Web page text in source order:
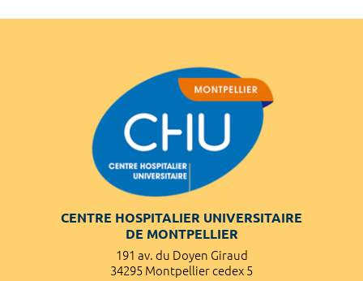
CENTRE HOSPITALIER UNIVERSITAIRE
DE MONTPELLIER
191 av. du Doyen Giraud
34295 Montpellier cedex 5